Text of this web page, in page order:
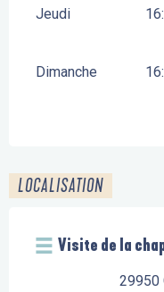
Jeudi
Dimanche
LOCALISATION
Visite de la
29950